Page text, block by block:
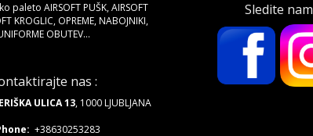
paleto AIRSOFT PUŠK, AIRSOFT
KROGLIC, OPREME, NABOJNIKI,
OBUTEV...
nas :
ULICA 13, 1000 LJUBLJANA
+38630253283
Sledite nam